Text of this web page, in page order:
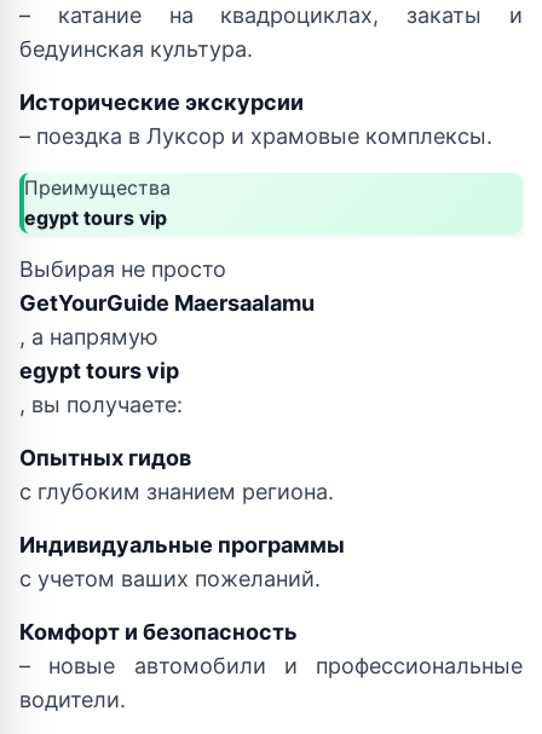
– катание на квадроциклах, закаты и
бедуинская культура.
Исторические экскурсии
– поездка в Луксор и храмовые комплексы.
Преимущества
egypt tours vip
Выбирая не просто
GetYourGuide Maersaalamu
, а напрямую
egypt tours vip
, вы получаете:
Опытных гидов
с глубоким знанием региона.
Индивидуальные программы
с учетом ваших пожеланий.
Комфорт и безопасность
– новые автомобили и профессиональные
водители.